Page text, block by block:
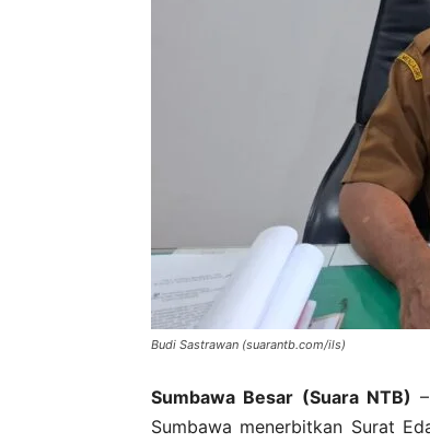
Budi Sastrawan (suarantb.com/ils)
Sumbawa Besar (Suara NTB)
Sumbawa menerbitkan Surat